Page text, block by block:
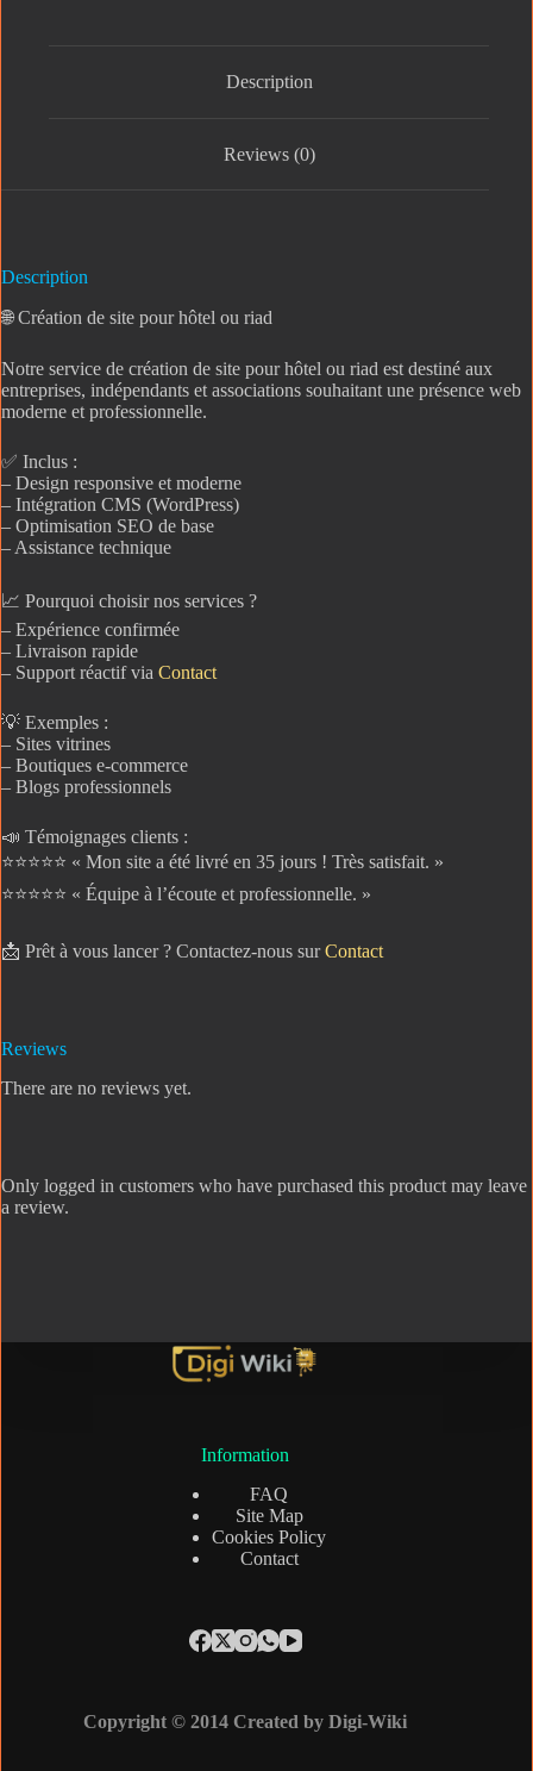
Description
Reviews (0)
Description
🌐 Création de site pour hôtel ou riad
Notre service de création de site pour hôtel ou riad est destiné aux
entreprises, indépendants et associations souhaitant une présence web
moderne et professionnelle.
✅ Inclus :
– Design responsive et moderne
– Intégration CMS (WordPress)
– Optimisation SEO de base
– Assistance technique
📈 Pourquoi choisir nos services ?
– Expérience confirmée
– Livraison rapide
– Support réactif via Contact
💡 Exemples :
– Sites vitrines
– Boutiques e-commerce
– Blogs professionnels
📣 Témoignages clients :
⭐️⭐️⭐️⭐️⭐️ « Mon site a été livré en 35 jours ! Très satisfait. »
⭐️⭐️⭐️⭐️⭐️ « Équipe à l’écoute et professionnelle. »
📩 Prêt à vous lancer ? Contactez-nous surContact
Reviews
There are no reviews yet.
Only logged in customers who have purchased this product may leave
a review.
Information
FAQ
Site Map
Cookies Policy
Contact
Copyright © 2014 Created by Digi-Wiki